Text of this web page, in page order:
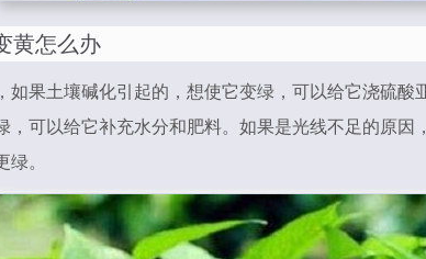
黄怎么办
如果土壤碱化引起的，想使它变绿，可以给它浇硫酸
，可以给它补充水分和肥料。如果是光线不足的原
绿。